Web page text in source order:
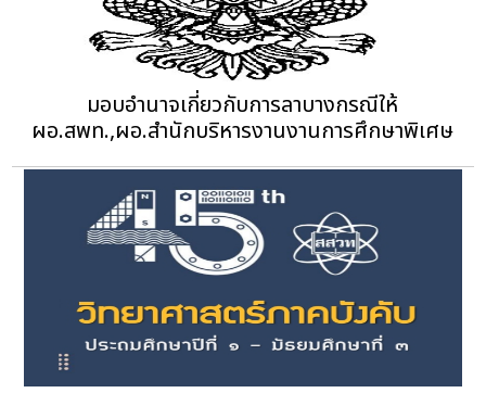
มอบอำนาจเกี่ยวกับการลาบางกรณีให้
ผอ.สพท.,ผอ.สำนักบริหารงานงานการศึกษาพิเศษ